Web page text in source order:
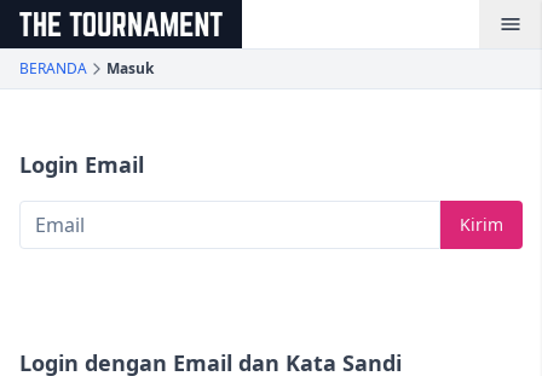
メインコンテンツへスキップ
BERANDA Masuk
Login Email
Kirim
Login dengan Email dan Kata Sandi
/login